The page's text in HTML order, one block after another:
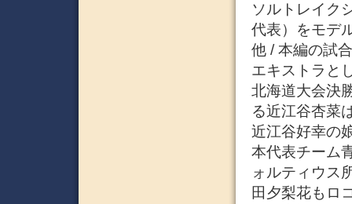
ソルトレイク
代表）をモデ
他 / 本編の試
エキストラと
北海道大会決
る近江谷杏菜
近江谷好幸の
本代表チーム
ォルティウス
田夕梨花もロ